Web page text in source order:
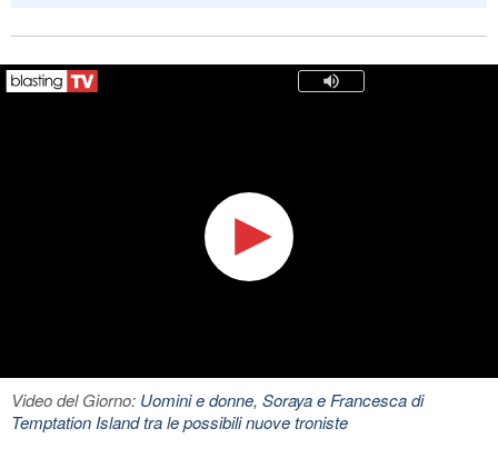
Video del Giorno: Uomini e donne, Soraya e Francesca di
Temptation Island tra le possibili nuove troniste